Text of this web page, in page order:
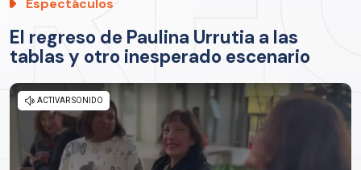
Espectáculos
El regreso de Paulina Urrutia a las
tablas y otro inesperado escenario